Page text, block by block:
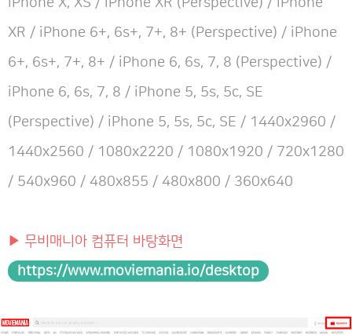
XR / iPhone 6+, 6s+, 7+, 8+ (Perspective) / iPhone
6+, 6s+, 7+, 8+ / iPhone 6, 6s, 7, 8 (Perspective) /
iPhone 6, 6s, 7, 8 / iPhone 5, 5s, 5c, SE
(Perspective) / iPhone 5, 5s, 5c, SE / 1440x2960 /
1440x2560 / 1080x2220 / 1080x1920 / 720x1280
/ 540x960 / 480x855 / 480x800 / 360x640
▶ 무비매니아 컴퓨터 바탕화면
https://www.moviemania.io/desktop